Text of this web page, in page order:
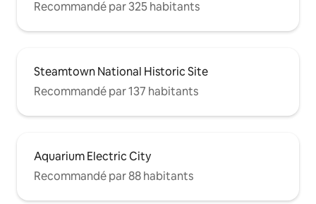
Recommandé par 325 habitants
Steamtown National Historic Site
Recommandé par 137 habitants
Aquarium Electric City
Recommandé par 88 habitants